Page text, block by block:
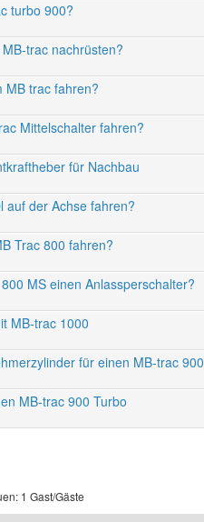
turbo 900?
trac nachrüsten?
MB trac fahren?
Mittelschalter fahren?
für Nachbau
auf der Achse fahren?
Trac 800 fahren?
MS einen Anlassperschalter?
MB-trac 1000
für einen MB-trac 900
MB-trac 900 Turbo
1 Gast/Gäste